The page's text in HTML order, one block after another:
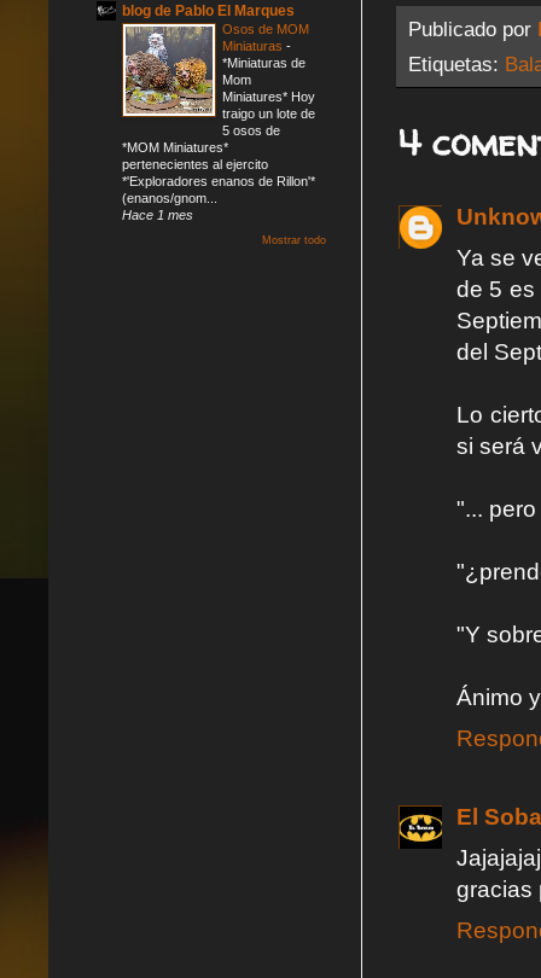
Publicado por
Etiquetas:
4
Ya se
de 5 es
del
Lo
si será
"...
"Y
Ánimo
El
gracias
blog de Pablo El Marques
Osos de MOM
Miniaturas -
*Miniaturas de
Mom
Miniatures* Hoy
traigo un lote de
5 osos de
*MOM Miniatures*
pertenecientes al ejercito
*'Exploradores enanos de Rillon'*
(enanos/gnom...
Hace 1 mes
Mostrar todo